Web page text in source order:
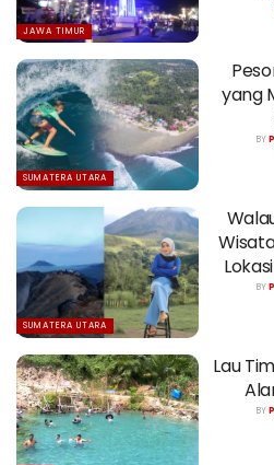
JAWA TIMUR
SUMATERA UTARA
yang
BY
SUMATERA UTARA
BY
Lau
BY